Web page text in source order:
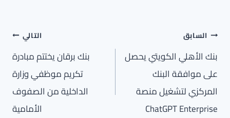
تصفّح
المقالات
السابق
بنك الأهلي الكويتي يحصل
على موافقة البنك
المركزي لتشغيل منصة
ChatGPT Enterprise
التالي
بنك برقان يختتم مبادرة
تكريم موظفي وزارة
الداخلية من الصفوف
الأمامية